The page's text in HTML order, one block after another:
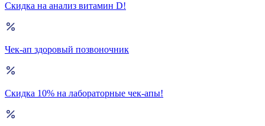
Скидка на анализ витамин D!
Чек-ап здоровый позвоночник
Скидка 10% на лабораторные чек-апы!